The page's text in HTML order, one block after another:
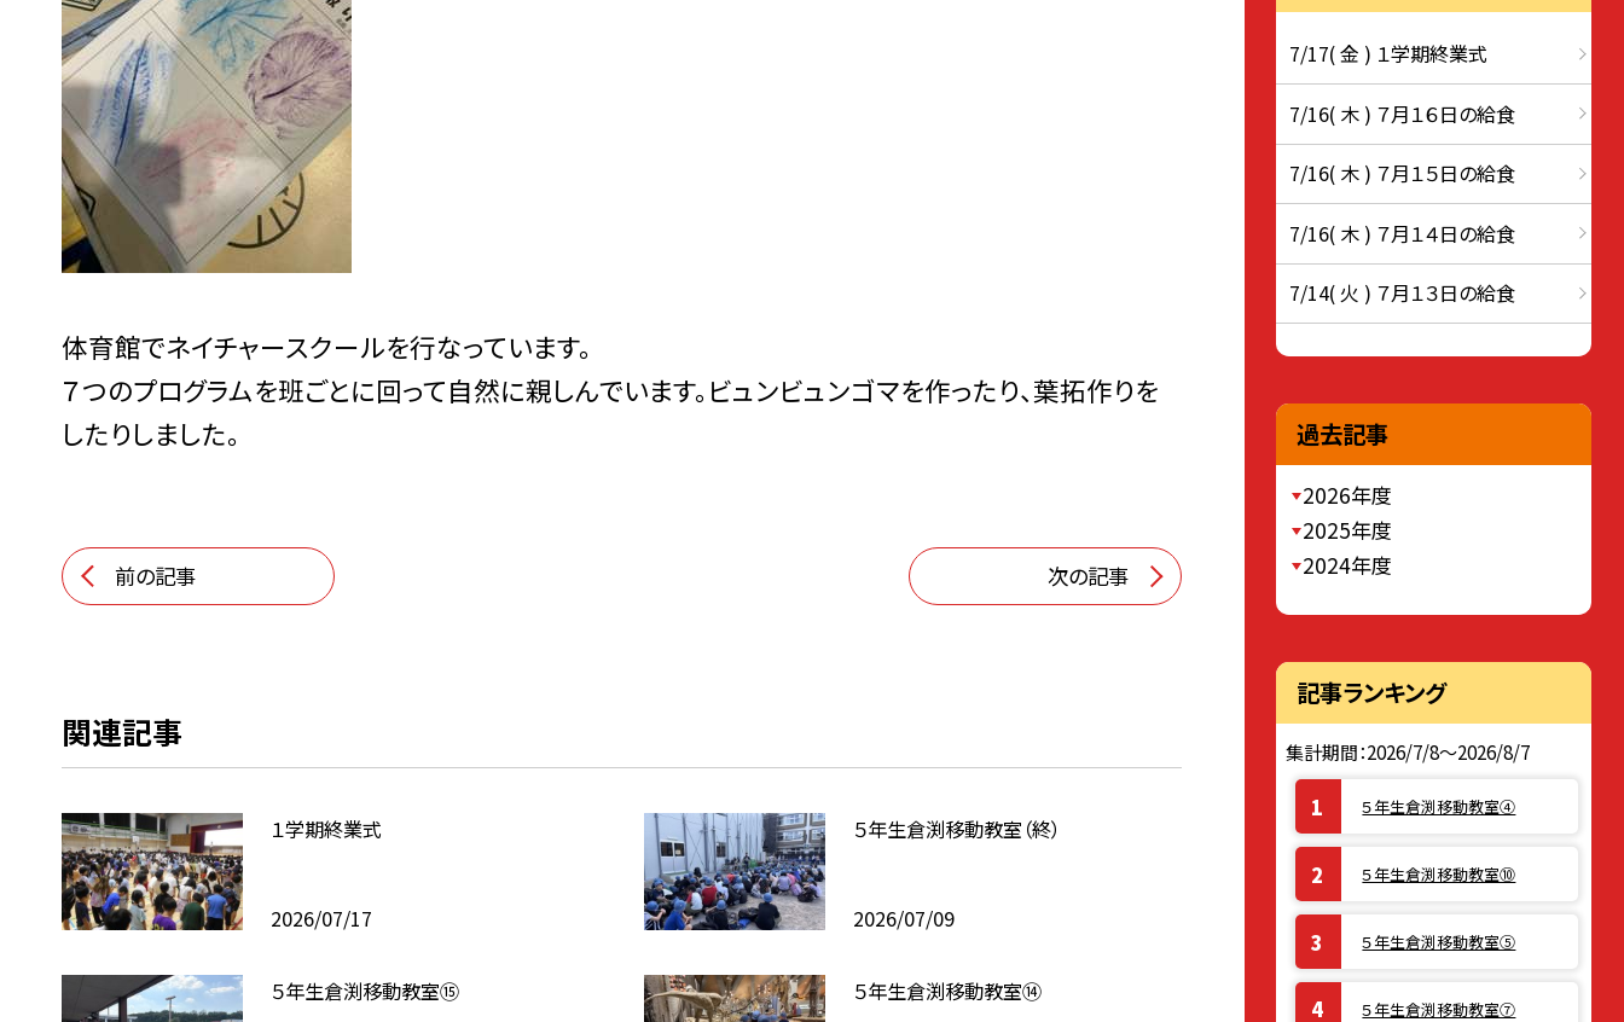
体育館でネイチャースクールを行なっています。
７つのプログラムを班ごとに回って自然に親しんでいます。ビュンビュンゴマを作ったり、葉拓作りを
したりしました。
前の記事 次の記事
関連記事
１学期終業式
2026/07/17
５年生倉渕移動教室（終）
2026/07/09
５年生倉渕移動教室⑮ ５年生倉渕移動教室⑭
7/17( 金 ) １学期終業式
7/16( 木 ) ７月１６日の給食
7/16( 木 ) ７月１５日の給食
7/16( 木 ) ７月１４日の給食
7/14( 火 ) ７月１３日の給食
過去記事
2026年度
2025年度
2024年度
記事ランキング
集計期間：2026/7/8～2026/8/7
５年生倉渕移動教室④
５年生倉渕移動教室⑩
５年生倉渕移動教室⑤
５年生倉渕移動教室⑦